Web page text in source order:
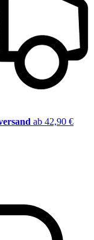
ab 42,90 €